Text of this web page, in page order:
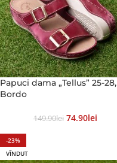
Papuci dama „Tellus” 25-28,
Bordo
149.90Lei 74.90Lei
-23%
VÎNDUT